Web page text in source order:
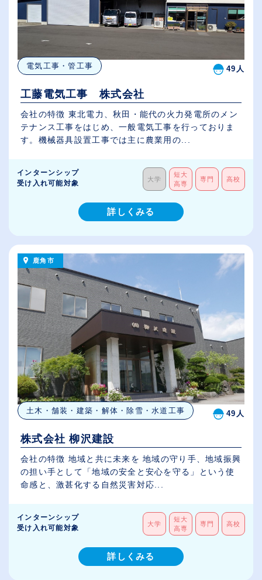
電気工事・管工事 49人
工藤電気工事 株式会社
会社の特徴 東北電力、秋田・能代の火力発電所のメン
テナンス工事をはじめ、一般電気工事を行っておりま
す。機械器具設置工事では主に農業用の...
インターンシップ
受け入れ可能対象
大学
短大
高専
専門 高校
詳しくみる
鹿角市
土木・舗装・建築・解体・除雪・水道工事 49人
株式会社 柳沢建設
会社の特徴 地域と共に未来を 地域の守り手、地域振興
の担い手として「地域の安全と安心を守る」という使
命感と、激甚化する自然災害対応...
インターンシップ
受け入れ可能対象
大学
短大
高専
専門 高校
詳しくみる